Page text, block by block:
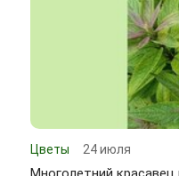
Цветы 24 июля